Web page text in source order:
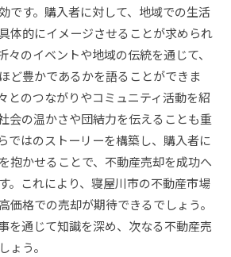
です。購入者に対して、地域での生活
体的にイメージさせることが求められ
々のイベントや地域の伝統を通じて、
ど豊かであるかを語ることができま
とのつながりやコミュニティ活動を紹
会の温かさや団結力を伝えることも重
ではのストーリーを構築し、購入者に
抱かせることで、不動産売却を成功へ
。これにより、寝屋川市の不動産市場
価格での売却が期待できるでしょう。
を通じて知識を深め、次なる不動産売
ょう。